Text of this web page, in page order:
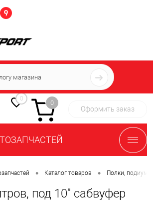
+7 (939) 716-10-06
пн-пт 7:00-16:00 МСК
0
0
Оформить заказ
• Каталог товаров • Полки,
под 10'' сабвуфер